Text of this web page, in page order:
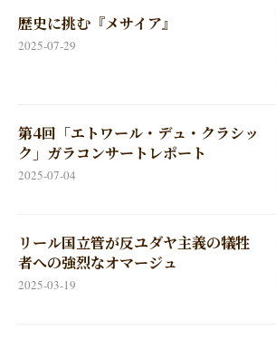
歴史に挑む『メサイア』
2025-07-29
第4回「エトワール・デュ・クラシッ
ク」ガラコンサートレポート
2025-07-04
リール国立管が反ユダヤ主義の犠牲
者への強烈なオマージュ
2025-03-19